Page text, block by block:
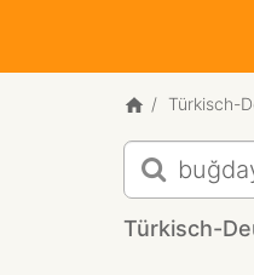
Türkisch-
Deutsch
für
Türkisch-